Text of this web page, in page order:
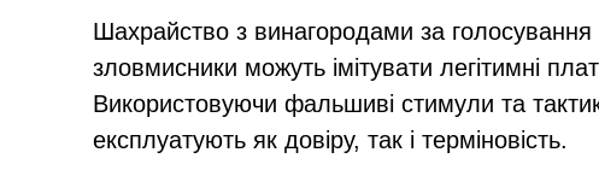
Шахрайство з винагородами за
зловмисники можуть імітувати легітимні
Використовуючи фальшиві стимули та
експлуатують як довіру, так і терміновість.